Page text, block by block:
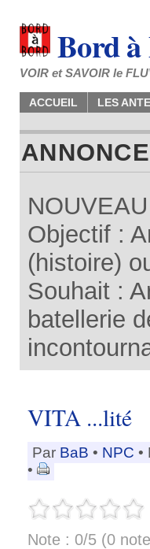
Bord
VOIR et SAVOIR le
ACCUEIL LES
ANNONCE
Objectif :
(histoire)
Souhait :
batellerie
VITA ...lité
Par BaB • NPC •
•
Note : 0/5 (0